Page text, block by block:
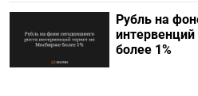
Рубль на
более 1%